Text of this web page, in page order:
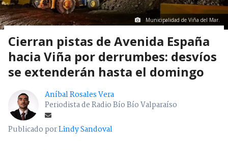
Municipalidad de Viña del Mar.
Cierran pistas de Avenida España
hacia Viña por derrumbes: desvíos
se extenderán hasta el domingo
Aníbal Rosales Vera
Periodista de Radio Bío Bío Valparaíso
Publicado porLindy Sandoval